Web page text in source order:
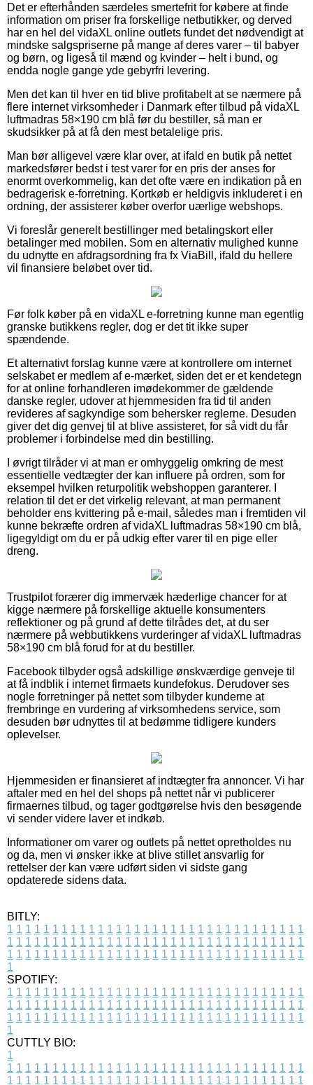
Det er efterhånden særdeles smertefrit for købere at finde
information om priser fra forskellige netbutikker, og derved
har en hel del vidaXL online outlets fundet det nødvendigt at
mindske salgspriserne på mange af deres varer – til babyer
og børn, og ligeså til mænd og kvinder – helt i bund, og
endda nogle gange yde gebyrfri levering.
Men det kan til hver en tid blive profitabelt at se nærmere på
flere internet virksomheder i Danmark efter tilbud på vidaXL
luftmadras 58×190 cm blå før du bestiller, så man er
skudsikker på at få den mest betalelige pris.
Man bør alligevel være klar over, at ifald en butik på nettet
markedsfører bedst i test varer for en pris der anses for
enormt overkommelig, kan det ofte være en indikation på en
bedragerisk e-forretning. Kortkøb er heldigvis inkluderet i en
ordning, der assisterer køber overfor uærlige webshops.
Vi foreslår generelt bestillinger med betalingskort eller
betalinger med mobilen. Som en alternativ mulighed kunne
du udnytte en afdragsordning fra fx ViaBill, ifald du hellere
vil finansiere beløbet over tid.
Før folk køber på en vidaXL e-forretning kunne man egentlig
granske butikkens regler, dog er det tit ikke super
spændende.
Et alternativt forslag kunne være at kontrollere om internet
selskabet er medlem af e-mærket, siden det er et kendetegn
for at online forhandleren imødekommer de gældende
danske regler, udover at hjemmesiden fra tid til anden
revideres af sagkyndige som behersker reglerne. Desuden
giver det dig genvej til at blive assisteret, for så vidt du får
problemer i forbindelse med din bestilling.
I øvrigt tilråder vi at man er omhyggelig omkring de mest
essentielle vedtægter der kan influere på ordren, som for
eksempel hvilken returpolitik webshoppen garanterer. I
relation til det er det virkelig relevant, at man permanent
beholder ens kvittering på e-mail, således man i fremtiden vil
kunne bekræfte ordren af vidaXL luftmadras 58×190 cm blå,
ligegyldigt om du er på udkig efter varer til en pige eller
dreng.
Trustpilot forærer dig immervæk hæderlige chancer for at
kigge nærmere på forskellige aktuelle konsumenters
reflektioner og på grund af dette tilrådes det, at du ser
nærmere på webbutikkens vurderinger af vidaXL luftmadras
58×190 cm blå forud for at du bestiller.
Facebook tilbyder også adskillige ønskværdige genveje til
at få indblik i internet firmaets kundefokus. Derudover ses
nogle forretninger på nettet som tilbyder kunderne at
frembringe en vurdering af virksomhedens service, som
desuden bør udnyttes til at bedømme tidligere kunders
oplevelser.
Hjemmesiden er finansieret af indtægter fra annoncer. Vi har
aftaler med en hel del shops på nettet når vi publicerer
firmaernes tilbud, og tager godtgørelse hvis den besøgende
vi sender videre laver et indkøb.
Informationer om varer og outlets på nettet opretholdes nu
og da, men vi ønsker ikke at blive stillet ansvarlig for
rettelser der kan være udført siden vi sidste gang
opdaterede sidens data.
BITLY:
1 1 1 1 1 1 1 1 1 1 1 1 1 1 1 1 1 1 1 1 1 1 1 1 1 1 1 1 1 1 1 1 1
1 1 1 1 1 1 1 1 1 1 1 1 1 1 1 1 1 1 1 1 1 1 1 1 1 1 1 1 1 1 1 1 1
1 1 1 1 1 1 1 1 1 1 1 1 1 1 1 1 1 1 1 1 1 1 1 1 1 1 1 1 1 1 1 1 1
1
SPOTIFY:
1 1 1 1 1 1 1 1 1 1 1 1 1 1 1 1 1 1 1 1 1 1 1 1 1 1 1 1 1 1 1 1 1
1 1 1 1 1 1 1 1 1 1 1 1 1 1 1 1 1 1 1 1 1 1 1 1 1 1 1 1 1 1 1 1 1
1 1 1 1 1 1 1 1 1 1 1 1 1 1 1 1 1 1 1 1 1 1 1 1 1 1 1 1 1 1 1 1 1
1
CUTTLY BIO:
1
1 1 1 1 1 1 1 1 1 1 1 1 1 1 1 1 1 1 1 1 1 1 1 1 1 1 1 1 1 1 1 1 1
1 1 1 1 1 1 1 1 1 1 1 1 1 1 1 1 1 1 1 1 1 1 1 1 1 1 1 1 1 1 1 1 1